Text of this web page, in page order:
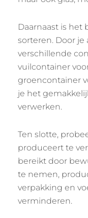
Daarnaast is het
sorteren. Door je
verschillende
vuilcontainer
groencontainer
je het
verwerken.
Ten slotte,
produceert te
bereikt door
te nemen,
verpakking en
verminderen.